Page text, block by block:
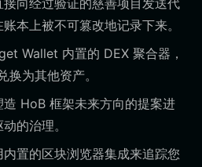
接向经过验证的慈善项目发送代
本上被不可篡改地记录下来。
Wallet 内置的 DEX 聚合器，
为其他资产。
造 HoB 框架未来方向的提案进
的治理。
内置的区块浏览器集成来追踪您